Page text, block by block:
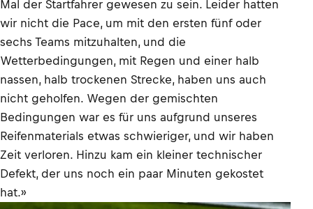
Mal der Startfahrer gewesen zu sein. Leider hatten
wir nicht die Pace, um mit den ersten fünf oder
sechs Teams mitzuhalten, und die
Wetterbedingungen, mit Regen und einer halb
nassen, halb trockenen Strecke, haben uns auch
nicht geholfen. Wegen der gemischten
Bedingungen war es für uns aufgrund unseres
Reifenmaterials etwas schwieriger, und wir haben
Zeit verloren. Hinzu kam ein kleiner technischer
Defekt, der uns noch ein paar Minuten gekostet
hat.»